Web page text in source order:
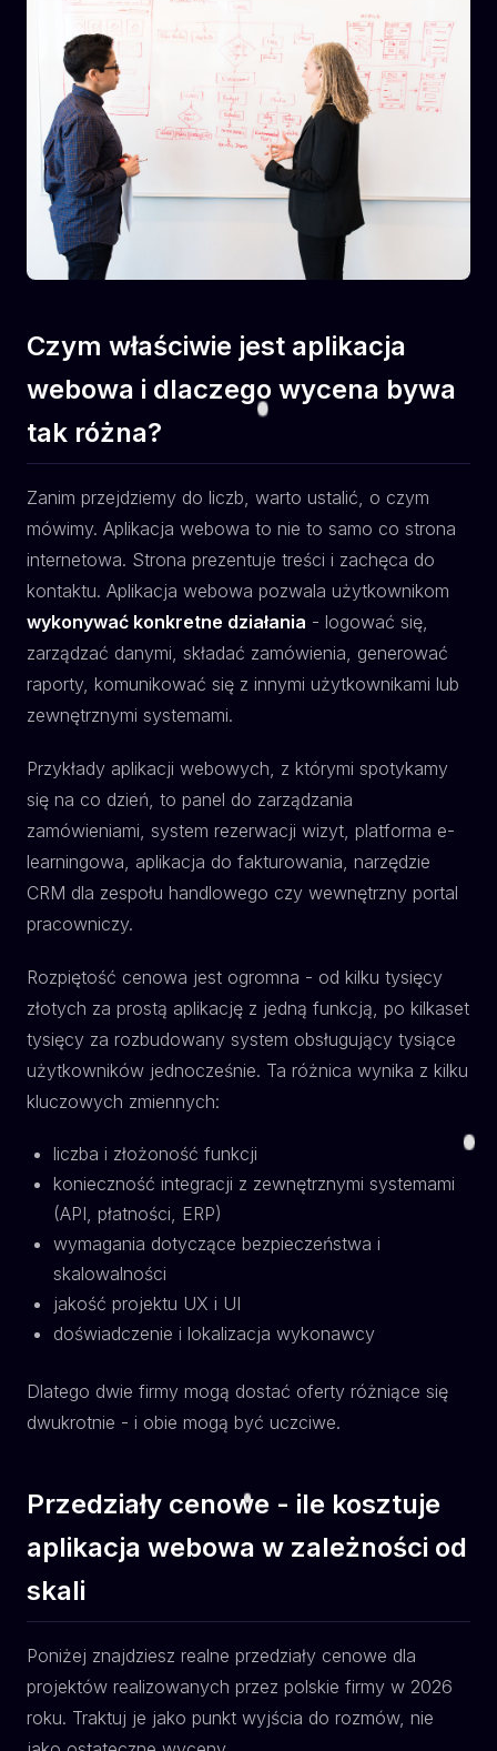
Czym właściwie jest aplikacja
webowa i dlaczego wycena bywa
tak różna?
Zanim przejdziemy do liczb, warto ustalić, o czym
mówimy. Aplikacja webowa to nie to samo co strona
internetowa. Strona prezentuje treści i zachęca do
kontaktu. Aplikacja webowa pozwala użytkownikom
wykonywać konkretne działania - logować się,
zarządzać danymi, składać zamówienia, generować
raporty, komunikować się z innymi użytkownikami lub
zewnętrznymi systemami.
Przykłady aplikacji webowych, z którymi spotykamy
się na co dzień, to panel do zarządzania
zamówieniami, system rezerwacji wizyt, platforma e-
learningowa, aplikacja do fakturowania, narzędzie
CRM dla zespołu handlowego czy wewnętrzny portal
pracowniczy.
Rozpiętość cenowa jest ogromna - od kilku tysięcy
złotych za prostą aplikację z jedną funkcją, po kilkaset
tysięcy za rozbudowany system obsługujący tysiące
użytkowników jednocześnie. Ta różnica wynika z kilku
kluczowych zmiennych:
liczba i złożoność funkcji
konieczność integracji z zewnętrznymi systemami
(API, płatności, ERP)
wymagania dotyczące bezpieczeństwa i
skalowalności
jakość projektu UX i UI
doświadczenie i lokalizacja wykonawcy
Dlatego dwie firmy mogą dostać oferty różniące się
dwukrotnie - i obie mogą być uczciwe.
Przedziały cenowe - ile kosztuje
aplikacja webowa w zależności od
skali
Poniżej znajdziesz realne przedziały cenowe dla
projektów realizowanych przez polskie firmy w 2026
roku. Traktuj je jako punkt wyjścia do rozmów, nie